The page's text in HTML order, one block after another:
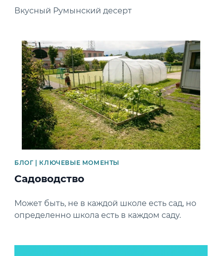
Вкусный Румынский десерт
News image
БЛОГ | КЛЮЧЕВЫЕ МОМЕНТЫ
Садоводство
Может быть, не в каждой школе есть сад, но
определенно школа есть в каждом саду.